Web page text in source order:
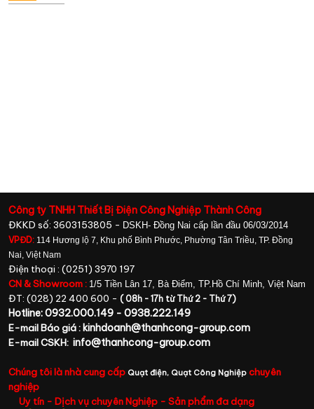
Công ty TNHH Thiết Bị Điện Công Nghiệp Thành Công
ĐKKD số: 3603153805 - DSKH- Đồng Nai cấp lần đầu 06/03/2014
VPĐD: 114 Hương lộ 7, Khu phố Bình Phước, Phường Tân Triều, TP. Đồng
Nai, Việt Nam
Điện thoại : (0251) 3970 197
CN & Showroom : 1/5 Tiền Lân 17, Bà Điểm, TP.Hồ Chí Minh, Việt Nam
ĐT: (028) 22 400 600 - ( 08h - 17h từ Thứ 2 - Thứ 7)
Hotline: 0932.000.149 - 0938.222.149
E-mail Báo giá :kinhdoanh@thanhcong-group.com
E-mail CSKH: info@thanhcong-group.com
Chúng tôi là nhà cung cấp Quạt điện, Quạt Công Nghiệp chuyên
nghiệp
Uy tín - Dịch vụ chuyên Nghiệp - Sản phẩm đa dạng